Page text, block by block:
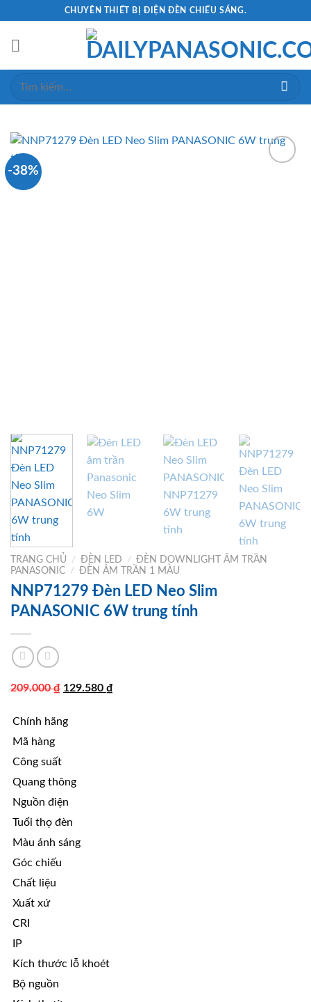
content
CHUYÊN THIẾT BỊ ĐIỆN ĐÈN CHIẾU SÁNG.
Tìm
-38%
TRANG CHỦ / ĐÈN LED / ĐÈN DOWNLIGHT ÂM TRẦN
PANASONIC / ĐÈN ÂM TRẦN 1 MÀU
NNP71279 Đèn LED Neo Slim
PANASONIC 6W trung tính
209.000₫ Giá
là:
129.580 ₫Giá
Chính hãng
Mã hàng
Công suất
Quang thông
Nguồn điện
Tuổi thọ đèn
Màu ánh sáng
Góc chiếu
Chất liệu
Xuất xứ
CRI
IP
Kích thước lỗ khoét
Bộ nguồn